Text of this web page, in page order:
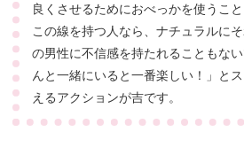
良くさせるためにおべっかを使うこと
この線を持つ人なら、ナチュラルに
の男性に不信感を持たれることもな
んと一緒にいると一番楽しい！」と
えるアクションが吉です。